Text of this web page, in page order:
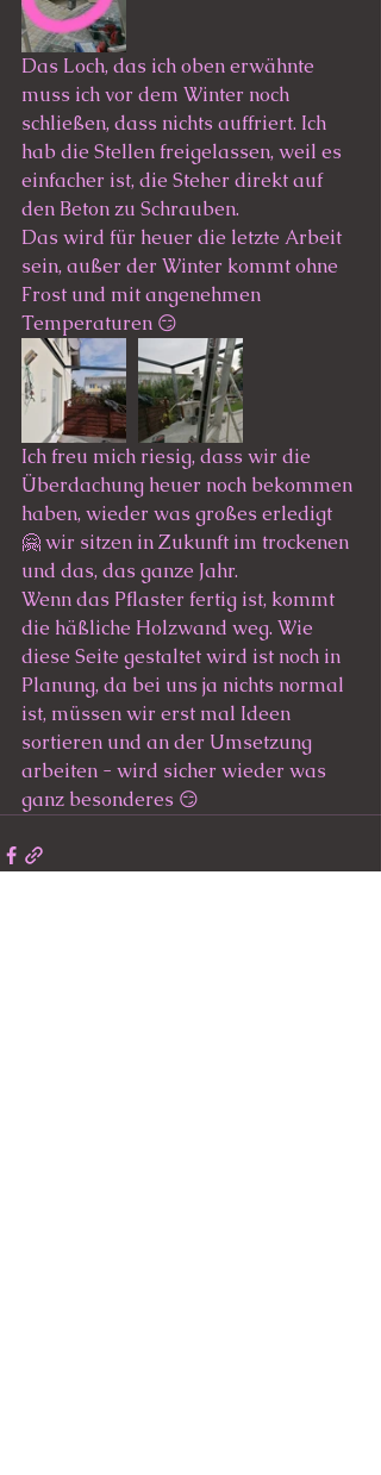
Das Loch, das ich oben erwähnte
muss ich vor dem Winter noch
schließen, dass nichts auffriert. Ich
hab die Stellen freigelassen, weil es
einfacher ist, die Steher direkt auf
den Beton zu Schrauben.
Das wird für heuer die letzte Arbeit
sein, außer der Winter kommt ohne
Frost und mit angenehmen
Temperaturen 😏
Ich freu mich riesig, dass wir die
Überdachung heuer noch bekommen
haben, wieder was großes erledigt
🤗 wir sitzen in Zukunft im trockenen
und das, das ganze Jahr.
Wenn das Pflaster fertig ist, kommt
die häßliche Holzwand weg. Wie
diese Seite gestaltet wird ist noch in
Planung, da bei uns ja nichts normal
ist, müssen wir erst mal Ideen
sortieren und an der Umsetzung
arbeiten - wird sicher wieder was
ganz besonderes 😏